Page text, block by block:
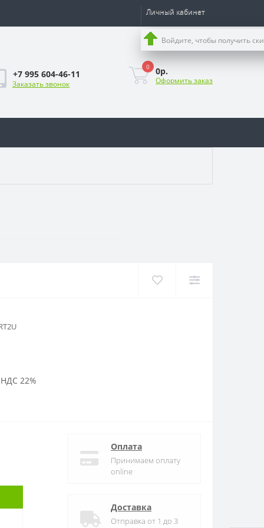
Личный кабинет
Войдите, чтобы получить
+7 995 604-46-11
Заказать звонок
0 0р.
Оформить заказ
22%
Оплата
Принимаем оплату
online
Доставка
Отправка от 1 до 3